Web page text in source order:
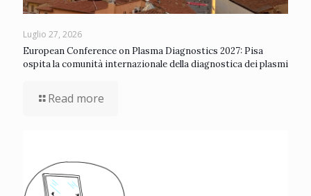
Luglio 27, 2026
European Conference on Plasma Diagnostics 2027: Pisa
ospita la comunità internazionale della diagnostica dei plasmi
Read more